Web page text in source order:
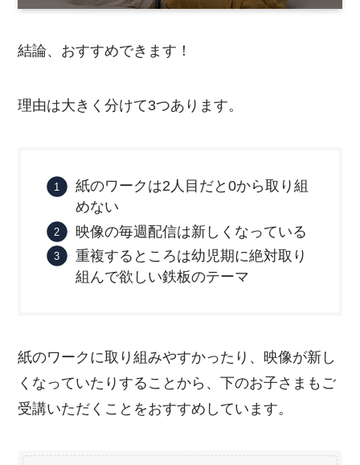
結論、おすすめできます！
理由は大きく分けて3つあります。
紙のワークは2人目だと0から取り組
めない
映像の毎週配信は新しくなっている
重複するところは幼児期に絶対取り
組んで欲しい鉄板のテーマ
紙のワークに取り組みやすかったり、映像が新し
くなっていたりすることから、下のお子さまもご
受講いただくことをおすすめしています。